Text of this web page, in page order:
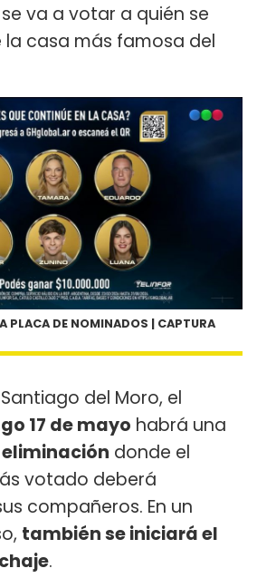
va a votar a quién se
casa más famosa del
PLACA DE NOMINADOS | CAPTURA
del Moro, el
17 de mayo habrá una
donde el
votado deberá
compañeros. En un
también se iniciará el
.